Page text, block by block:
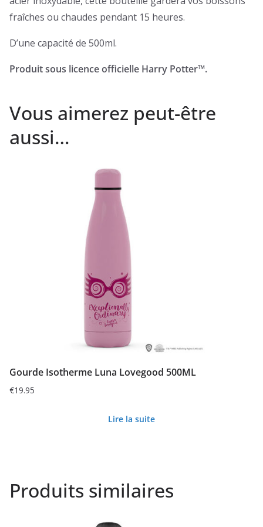
fraîches ou chaudes pendant 15 heures.
D’une capacité de 500ml.
Produit sous licence officielle Harry Potter™.
Vous aimerez peut-être
aussi…
Gourde Isotherme Luna Lovegood 500ML
€19.95
Lire la suite
Produits similaires